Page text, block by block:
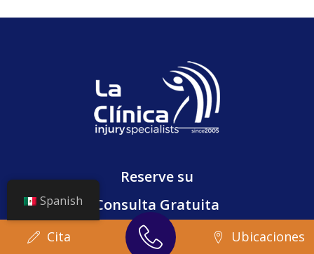
Reserve su
Consulta Gratuita
Programa Cita Ahora
Cita Ubicaciones
Spanish